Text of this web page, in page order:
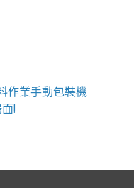
作業手動包裝機
!